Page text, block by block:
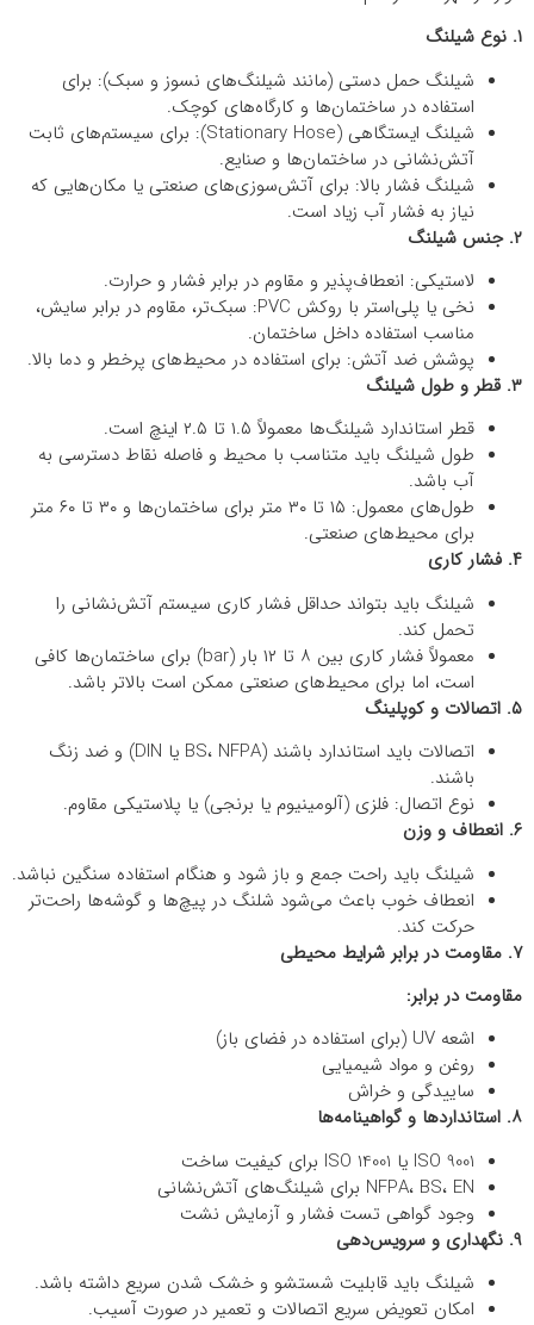
شیلنگ حمل دستی (مانند شیلنگ‌های نسوز و سبک): برای
استفاده در ساختمان‌ها و کارگاه‌های کوچک.
شیلنگ ایستگاهی (Stationary Hose): برای سیستم‌های ثابت
آتش‌نشانی در ساختمان‌ها و صنایع.
شیلنگ فشار بالا: برای آتش‌سوزی‌های صنعتی یا مکان‌هایی که
نیاز به فشار آب زیاد است.
لاستیکی: انعطاف‌پذیر و مقاوم در برابر فشار و حرارت.
نخی یا پلی‌استر با روکش PVC: سبک‌تر، مقاوم در برابر سایش،
مناسب استفاده داخل ساختمان.
پوشش ضد آتش: برای استفاده در محیط‌های پرخطر و دما بالا.
قطر استاندارد شیلنگ‌ها معمولاً ۱.۵ تا ۲.۵ اینچ است.
طول شیلنگ باید متناسب با محیط و فاصله نقاط دسترسی به
آب باشد.
طول‌های معمول: ۱۵ تا ۳۰ متر برای ساختمان‌ها و ۳۰ تا ۶۰ متر
برای محیط‌های صنعتی.
شیلنگ باید بتواند حداقل فشار کاری سیستم آتش‌نشانی را
تحمل کند.
معمولاً فشار کاری بین ۸ تا ۱۲ بار (bar) برای ساختمان‌ها کافی
است، اما برای محیط‌های صنعتی ممکن است بالاتر باشد.
اتصالات باید استاندارد باشند (BS، NFPA یا DIN) و ضد زنگ
باشند.
نوع اتصال: فلزی (آلومینیوم یا برنجی) یا پلاستیکی مقاوم.
شیلنگ باید راحت جمع و باز شود و هنگام استفاده سنگین نباشد.
انعطاف خوب باعث می‌شود شلنگ در پیچ‌ها و گوشه‌ها راحت‌تر
حرکت کند.
مقاومت در برابر:
اشعه UV (برای استفاده در فضای باز)
روغن و مواد شیمیایی
ساییدگی و خراش
ISO 9001 یا ISO 14001 برای کیفیت ساخت
NFPA، BS، EN برای شیلنگ‌های آتش‌نشانی
وجود گواهی تست فشار و آزمایش نشت
شیلنگ باید قابلیت شستشو و خشک شدن سریع داشته باشد.
امکان تعویض سریع اتصالات و تعمیر در صورت آسیب.